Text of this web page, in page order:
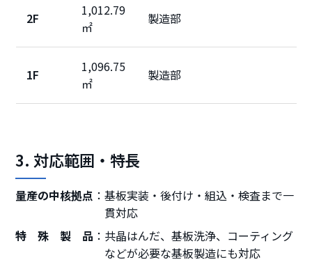
2F
1,012.79
㎡
製造部
1F
1,096.75
㎡
製造部
3. 対応範囲・特長
量産の中核拠点
基板実装・後付け・組込・検査まで一
貫対応
特殊製品
共晶はんだ、基板洗浄、コーティング
などが必要な基板製造にも対応